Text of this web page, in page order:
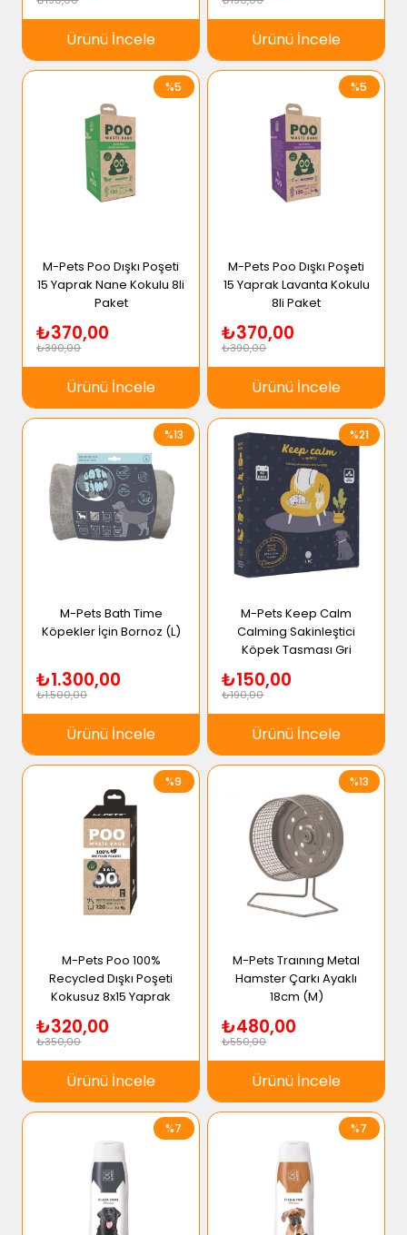
Ürünü İncele Ürünü İncele
M-Pets Poo Dışkı Poşeti
15 Yaprak Nane Kokulu 8li
Paket
₺370,00
₺390,00
Ürünü İncele
%5
M-Pets Poo Dışkı Poşeti
15 Yaprak Lavanta Kokulu
8li Paket
₺370,00
₺390,00
Ürünü İncele
%5
M-Pets Bath Time
Köpekler İçin Bornoz (L)
₺1.300,00
₺1.500,00
Ürünü İncele
%13
M-Pets Keep Calm
Calming Sakinleştici
Köpek Tasması Gri
₺150,00
₺190,00
Ürünü İncele
%21
M-Pets Poo 100%
Recycled Dışkı Poşeti
Kokusuz 8x15 Yaprak
₺320,00
₺350,00
Ürünü İncele
%9
M-Pets Traınıng Metal
Hamster Çarkı Ayaklı
18cm (M)
₺480,00
₺550,00
Ürünü İncele
%13
%7 %7